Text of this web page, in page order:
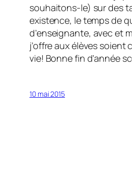
souhaitons-le) sur des
existence, le temps de
d’enseignante, avec et
j’offre aux élèves
vie! Bonne fin d’année
10 mai 2015